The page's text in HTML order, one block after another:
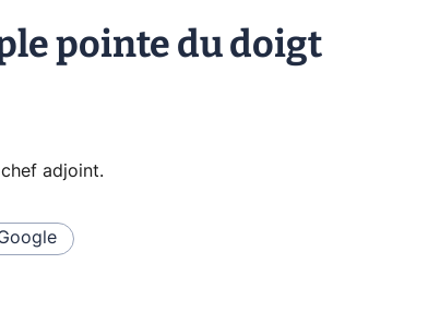
pointe du doigt
adjoint.